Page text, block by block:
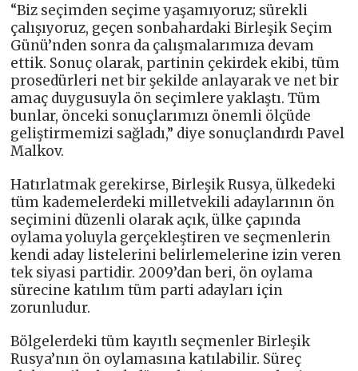
“Biz seçimden seçime yaşamıyoruz; sürekli
çalışıyoruz, geçen sonbahardaki Birleşik Seçim
Günü’nden sonra da çalışmalarımıza devam
ettik. Sonuç olarak, partinin çekirdek ekibi, tüm
prosedürleri net bir şekilde anlayarak ve net bir
amaç duygusuyla ön seçimlere yaklaştı. Tüm
bunlar, önceki sonuçlarımızı önemli ölçüde
geliştirmemizi sağladı,” diye sonuçlandırdı Pavel
Malkov.
Hatırlatmak gerekirse, Birleşik Rusya, ülkedeki
tüm kademelerdeki milletvekili adaylarının ön
seçimini düzenli olarak açık, ülke çapında
oylama yoluyla gerçekleştiren ve seçmenlerin
kendi aday listelerini belirlemelerine izin veren
tek siyasi partidir. 2009’dan beri, ön oylama
sürecine katılım tüm parti adayları için
zorunludur.
Bölgelerdeki tüm kayıtlı seçmenler Birleşik
Rusya’nın ön oylamasına katılabilir. Süreç